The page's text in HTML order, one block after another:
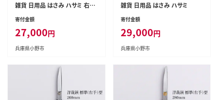
雑貨 日用品 はさみ ハサミ 右手
用
寄付金額
27,000円
兵庫県小野市
雑貨 日用品 はさみ ハサミ
寄付金額
29,000円
兵庫県小野市